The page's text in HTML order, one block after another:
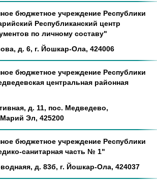
бюджетное учреждение Республики
Республиканский центр
по личному составу"
д. 6, г. Йошкар-Ола, 424006
бюджетное учреждение Республики
центральная районная
д. 11, пос. Медведево,
Эл, 425200
бюджетное учреждение Республики
санитарная часть № 1"
д. 83б, г. Йошкар-Ола, 424037